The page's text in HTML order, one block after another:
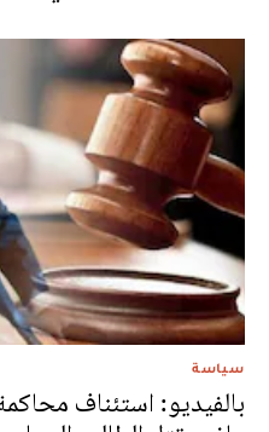
سياسة
بالفيديو: استئناف